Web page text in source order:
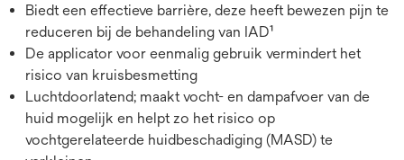
Biedt een effectieve barrière, deze heeft bewezen pijn te
reduceren bij de behandeling van IAD¹
De applicator voor eenmalig gebruik vermindert het
risico van kruisbesmetting
Luchtdoorlatend; maakt vocht- en dampafvoer van de
huid mogelijk en helpt zo het risico op
vochtgerelateerde huidbeschadiging (MASD) te